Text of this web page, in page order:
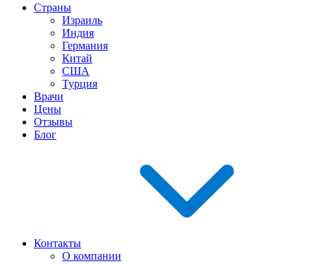
Страны
Израиль
Индия
Германия
Китай
США
Турция
Врачи
Цены
Отзывы
Блог
Контакты
О компании